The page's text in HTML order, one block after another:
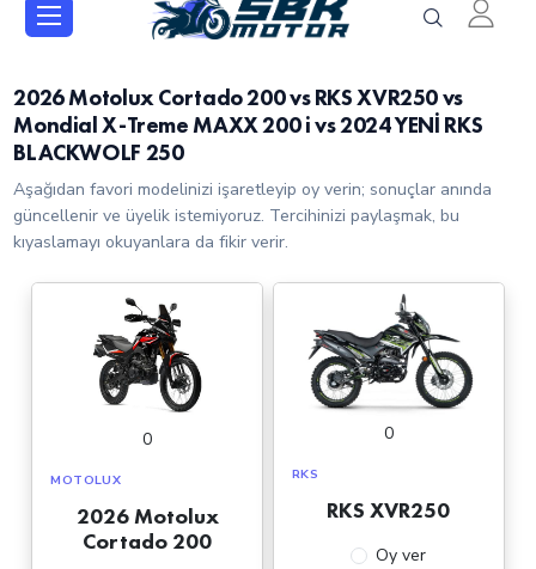
2026 Motolux Cortado 200 vs RKS XVR250 vs
Mondial X-Treme MAXX 200 i vs 2024 YENİ RKS
BLACKWOLF 250
Aşağıdan favori modelinizi işaretleyip oy verin; sonuçlar anında
güncellenir ve üyelik istemiyoruz. Tercihinizi paylaşmak, bu
kıyaslamayı okuyanlara da fikir verir.
0
MOTOLUX
2026 Motolux
Cortado 200
0
RKS
RKS XVR250
Oy ver